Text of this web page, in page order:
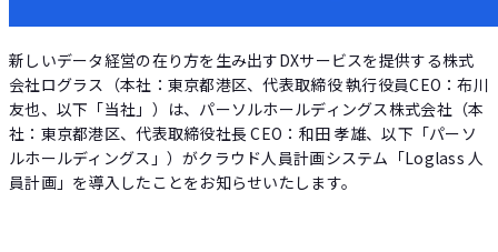
新しいデータ経営の在り方を生み出すDXサービスを提供する株式
会社ログラス（本社：東京都港区、代表取締役 執行役員CEO：布川
友也、以下「当社」）は、パーソルホールディングス株式会社（本
社：東京都港区、代表取締役社長 CEO：和田 孝雄、以下「パーソ
ルホールディングス」）がクラウド人員計画システム「Loglass 人
員計画」を導入したことをお知らせいたします。